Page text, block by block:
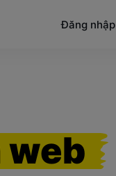
Đăng nhập